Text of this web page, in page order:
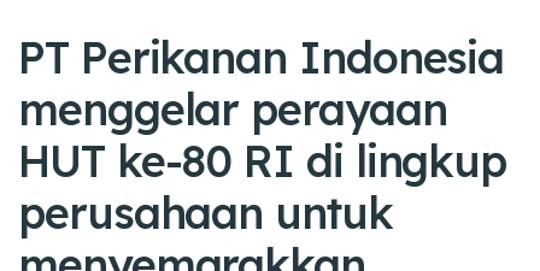
PT Perikanan Indonesia
menggelar perayaan
HUT ke-80 RI di lingkup
perusahaan untuk